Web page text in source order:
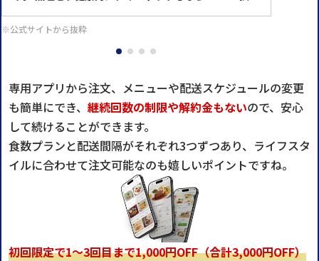
※公式サイトから抜粋
専用アプリから注文、メニューや配送スケジュールの変更
も簡単にでき、 継続回数の制限や解約金もないので、安心
して続けることができます。
食数プランと配送間隔がそれぞれ3つずつあり、ライフスタ
イルに合わせて注文可能なのも嬉しいポイントですね。
初回限定で1～3回目まで1,000円OFF（合計3,000円OFF）